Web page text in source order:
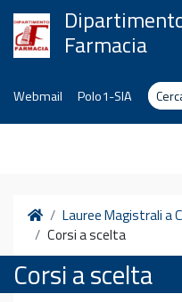
Vai al contenuto
Farmacia
Webmail Polo1-SIA Cerca
HomeLauree Magistrali a
Corsi a scelta
Corsi a scelta